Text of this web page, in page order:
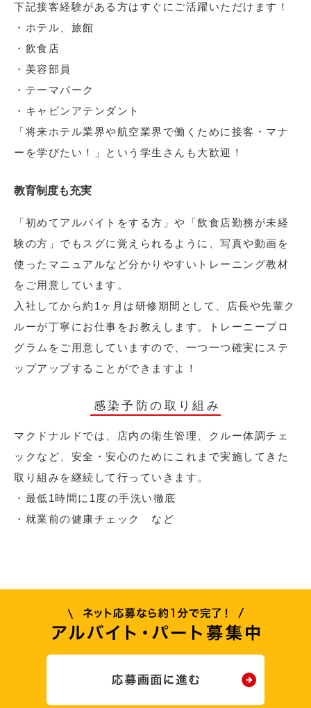
下記接客経験がある方はすぐにご活躍いただけます！
・ホテル、旅館
・飲食店
・美容部員
・テーマパーク
・キャビンアテンダント
「将来ホテル業界や航空業界で働くために接客・マナ
ーを学びたい！」という学生さんも大歓迎！
教育制度も充実
「初めてアルバイトをする方」や「飲食店勤務が未経
験の方」でもスグに覚えられるように、写真や動画を
使ったマニュアルなど分かりやすいトレーニング教材
をご用意しています。
入社してから約1ヶ月は研修期間として、店長や先輩ク
ルーが丁寧にお仕事をお教えします。トレーニープロ
グラムをご用意していますので、一つ一つ確実にステ
ップアップすることができますよ！
感染予防の取り組み
マクドナルドでは、店内の衛生管理、クルー体調チェ
ックなど、安全・安心のためにこれまで実施してきた
取り組みを継続して行っていきます。
・最低1時間に1度の手洗い徹底
・就業前の健康チェック など